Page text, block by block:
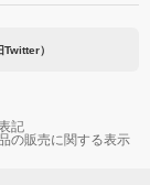
Twitter）
記
の販売に関する表示